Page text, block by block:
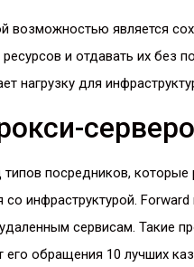
возможностью является
и отдавать их без
нагрузку для
посредников,
со инфраструктурой.
сервисам. Такие
его обращения 10 лучших